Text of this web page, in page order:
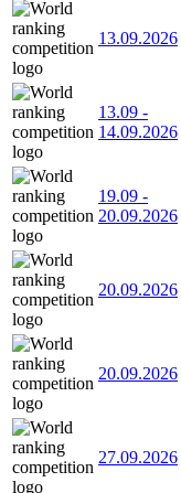
13.09.2026
13.09 -
14.09.2026
19.09 -
20.09.2026
20.09.2026
20.09.2026
27.09.2026